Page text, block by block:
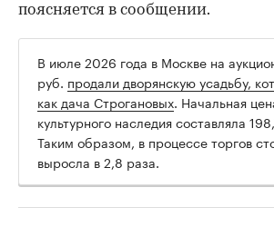
поясняется в сообщении.
В июле 2026 года в Москве на
руб. продали дворянскую усадьбу,
как дача Строгановых. Начальная
культурного наследия составляла
Таким образом, в процессе торгов
выросла в 2,8 раза.